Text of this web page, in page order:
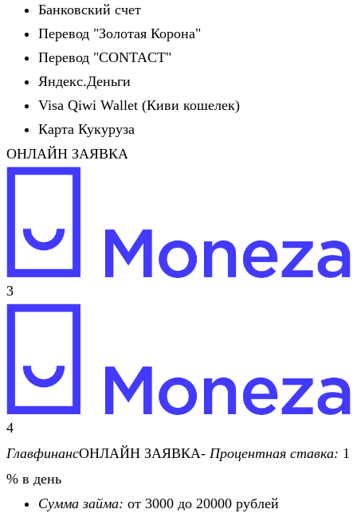
Банковский счет
Перевод "Золотая Корона"
Перевод "CONTACT"
Яндекс.Деньги
Visa Qiwi Wallet (Киви кошелек)
Карта Кукуруза
ОНЛАЙН ЗАЯВКА
3
4
ГлавфинансОНЛАЙН ЗАЯВКА- Процентная ставка: 1
% в день
Сумма займа: от 3000 до 20000 рублей